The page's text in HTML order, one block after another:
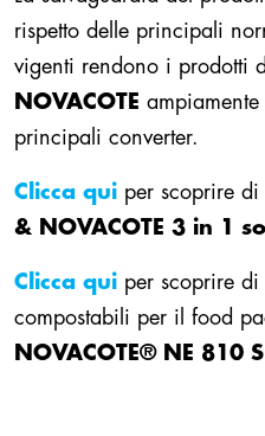
rispetto delle principali
vigenti rendono i prodotti
NOVACOTE
principali converter.
Clicca qui per scoprire di
& NOVACOTE 3 in 1
Clicca qui per scoprire
compostabili per il food
NOVACOTE® NE 810